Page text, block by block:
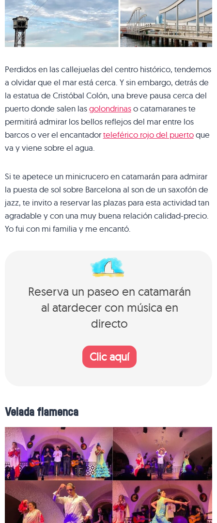
Perdidos en las callejuelas del centro histórico, tendemos
a olvidar que el mar está cerca. Y sin embargo, detrás de
la estatua de Cristóbal Colón, una breve pausa cerca del
puerto donde salen lasgolondrinaso catamaranes te
permitirá admirar los bellos reflejos del mar entre los
barcos o ver el encantadorteleférico rojo del puertoque
va y viene sobre el agua.
Si te apetece un minicrucero en catamarán para admirar
la puesta de sol sobre Barcelona al son de un saxofón de
jazz, te invito a reservar las plazas para esta actividad tan
agradable y con una muy buena relación calidad-precio.
Yo fui con mi familia y me encantó.
Reserva un paseo en catamarán
al atardecer con música en
directo
Clic aquí
Velada flamenca